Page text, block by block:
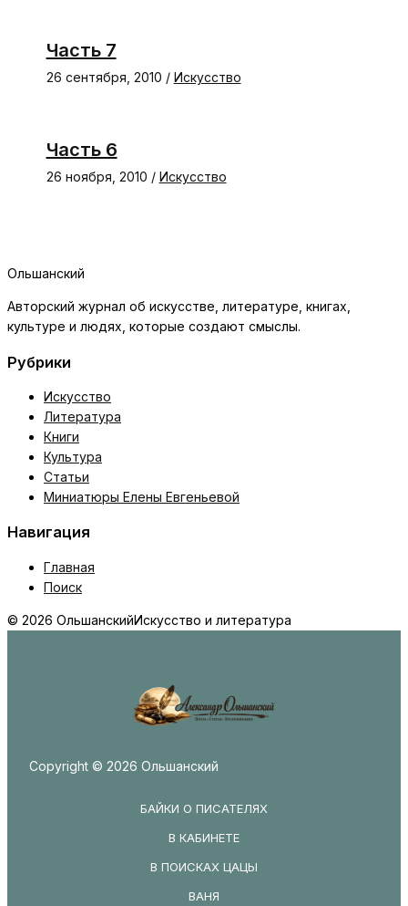
Часть 7
26 сентября, 2010 / Искусство
Часть 6
26 ноября, 2010 / Искусство
Ольшанский
Авторский журнал об искусстве, литературе, книгах,
культуре и людях, которые создают смыслы.
Рубрики
Искусство
Литература
Книги
Культура
Статьи
Миниатюры Елены Евгеньевой
Навигация
Главная
Поиск
© 2026 ОльшанскийИскусство и литература
Copyright © 2026 Ольшанский
БАЙКИ О ПИСАТЕЛЯХ
В КАБИНЕТЕ
В ПОИСКАХ ЦАЦЫ
ВАНЯ